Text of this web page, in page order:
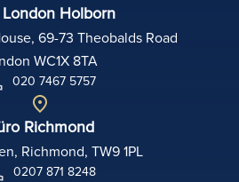
Holborn
69-73 Theobalds Road
WC1X 8TA
020 7467 5757
Richmond
Richmond, TW9 1PL
0207 871 8248